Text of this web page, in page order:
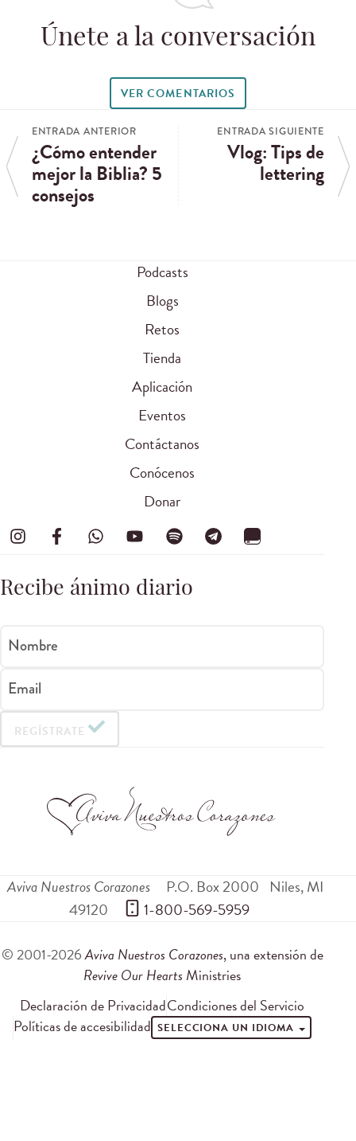
Únete a la conversación
VER COMENTARIOS
ENTRADA ANTERIOR
¿Cómo entender
mejor la Biblia? 5
consejos
ENTRADA SIGUIENTE
Vlog: Tips de
lettering
Podcasts
Blogs
Retos
Tienda
Aplicación
Eventos
Contáctanos
Conócenos
Donar
Recibe ánimo diario
Nombre
Email
REGÍSTRATE
Aviva Nuestros Corazones P.O. Box 2000 Niles,MI
49120
1-800-569-5959
© 2001-2026Aviva Nuestros Corazones, una extensión de
Revive Our Hearts Ministries
Declaración de PrivacidadCondiciones del Servicio
Políticas de accesibilidad SELECCIONA UN IDIOMA